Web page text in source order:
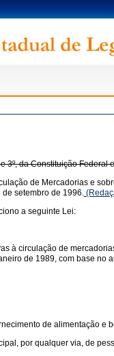
3º, da Constituição
de Mercadorias e
setembro de 1996.
a seguinte Lei:
à circulação de
de 1989, com base no
de alimentação e
por qualquer via, de